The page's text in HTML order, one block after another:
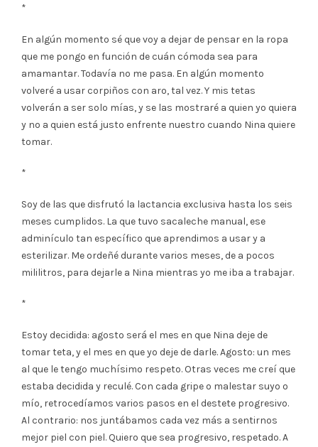
*
En algún momento sé que voy a dejar de pensar en la ropa
que me pongo en función de cuán cómoda sea para
amamantar. Todavía no me pasa. En algún momento
volveré a usar corpiños con aro, tal vez. Y mis tetas
volverán a ser solo mías, y se las mostraré a quien yo quiera
y no a quien está justo enfrente nuestro cuando Nina quiere
tomar.
*
Soy de las que disfrutó la lactancia exclusiva hasta los seis
meses cumplidos. La que tuvo sacaleche manual, ese
adminículo tan específico que aprendimos a usar y a
esterilizar. Me ordeñé durante varios meses, de a pocos
mililitros, para dejarle a Nina mientras yo me iba a trabajar.
*
Estoy decidida: agosto será el mes en que Nina deje de
tomar teta, y el mes en que yo deje de darle. Agosto: un mes
al que le tengo muchísimo respeto. Otras veces me creí que
estaba decidida y reculé. Con cada gripe o malestar suyo o
mío, retrocedíamos varios pasos en el destete progresivo.
Al contrario: nos juntábamos cada vez más a sentirnos
mejor piel con piel. Quiero que sea progresivo, respetado. A